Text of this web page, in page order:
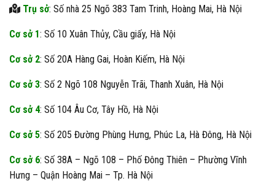
Trụ sở: Số nhà 25 Ngõ 383 Tam Trinh, Hoàng Mai, Hà Nội
Cơ sở 1: Số 10 Xuân Thủy, Cầu giấy, Hà Nội
Cơ sở 2: Số 20A Hàng Gai, Hoàn Kiếm, Hà Nội
Cơ sở 3: Số 2 Ngõ 108 Nguyễn Trãi, Thanh Xuân, Hà Nội
Cơ sở 4: Số 104 Âu Cơ, Tây Hồ, Hà Nội
Cơ sở 5: Số 205 Đường Phùng Hưng, Phúc La, Hà Đông, Hà Nội
Cơ sở 6: Số 38A – Ngõ 108 – Phố Đông Thiên – Phường Vĩnh
Hưng – Quận Hoàng Mai – Tp. Hà Nội